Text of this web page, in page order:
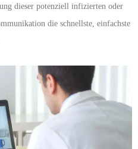
dieser potenziell infizierten oder
die schnellste, einfachste